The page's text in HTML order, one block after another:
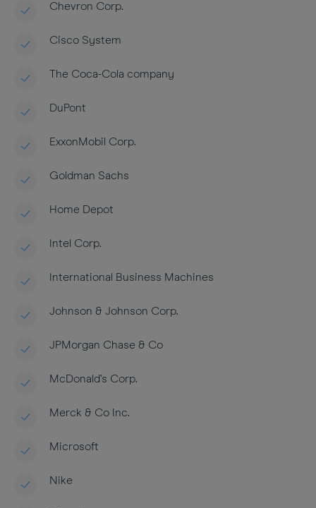
Chevron Corp.
Cisco System
The Coca-Cola company
DuPont
ExxonMobil Corp.
Goldman Sachs
Home Depot
Intel Corp.
International Business Machines
Johnson & Johnson Corp.
JPMorgan Chase & Co
McDonald’s Corp.
Merck & Co Inc.
Microsoft
Nike